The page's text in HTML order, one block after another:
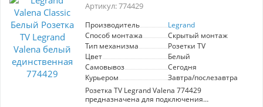
Артикул: 774429
Производитель
Legrand
Способ монтажа
Скрытый монтаж
Тип механизма
Розетки TV
Цвет
Белый
Самовывоз
Сегодня
Курьером
Завтра/послезавтра
Розетка TV Legrand Valena 774429
предназначена для подключения